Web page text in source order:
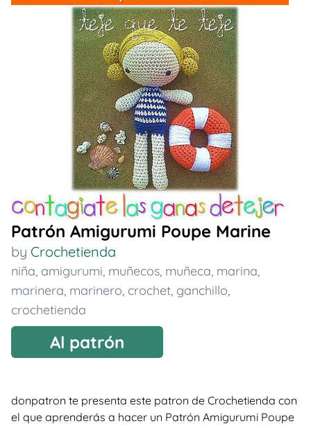
Patrón Amigurumi Poupe Marine
by Crochetienda
niña, amigurumi, muñecos, muñeca, marina,
marinera, marinero, crochet, ganchillo,
crochetienda
Al patrón
donpatron te presenta este patron de Crochetienda con
el que aprenderás a hacer un Patrón Amigurumi Poupe